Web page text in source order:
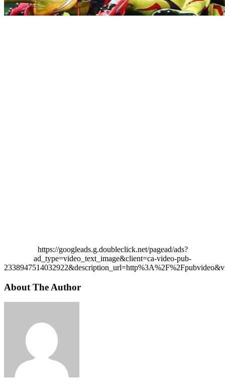
https://googleads.g.doubleclick.net/pagead/ads?
ad_type=video_text_image&client=ca-video-pub-
About The Author